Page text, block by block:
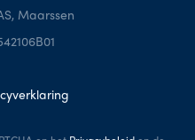
Maarssen